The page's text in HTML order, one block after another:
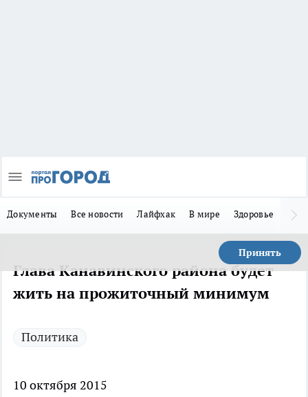
Документы Все новости Лайфхак В мире Здоровье
Принять
Глава Канавинского района будет
жить на прожиточный минимум
Политика
10 октября 2015